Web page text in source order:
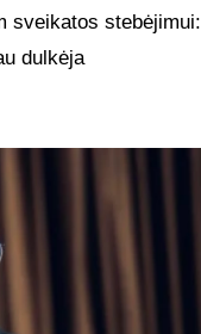
sveikatos stebėjimui:
dulkėja